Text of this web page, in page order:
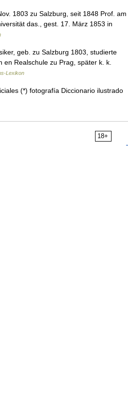
1803 zu Salzburg, seit 1848 Prof. am
das., gest. 17. März 1853 in
geb. zu Salzburg 1803, studierte
Realschule zu Prag, später k. k.
Lexikon
(*) fotografía Diccionario ilustrado
18+